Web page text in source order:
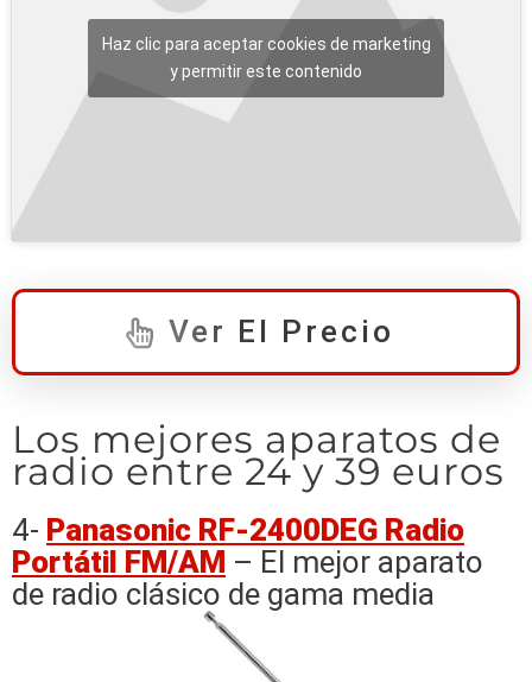
Haz clic para aceptar cookies de marketing
y permitir este contenido
Ver El Precio
Los mejores aparatos de
radio entre 24 y 39 euros
4- Panasonic RF-2400DEG Radio
Portátil FM/AM – El mejor aparato
de radio clásico de gama media